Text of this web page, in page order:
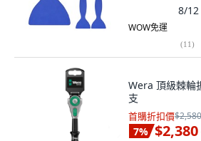
8/12
WOW免運
(11)
Wera 頂級棘輪
支
首購折扣價$2,580
7% $2,380